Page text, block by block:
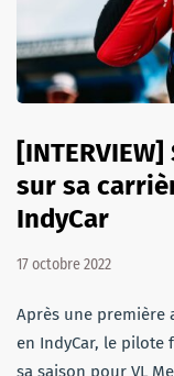
sur sa
IndyCar
17 octobre 2022
Après une première
en IndyCar, le pilote
sa saison pour VL